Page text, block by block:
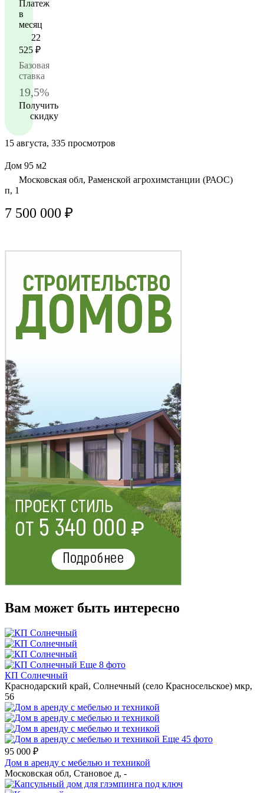
Платеж
в
месяц
22
525 ₽
Базовая
ставка
19,5%
Получить
скидку
15 августа, 335 просмотров
Дом 95 м2
Московская обл, Раменской агрохимстанции (РАОС)
п, 1
7 500 000 ₽
Вам может быть интересно
Еще 8 фото
КП Солнечный
Краснодарский край, Солнечный (село Красносельское) мкр,
56
Еще 45 фото
95 000 ₽
Дом в аренду с мебелью и техникой
Московская обл, Становое д, -